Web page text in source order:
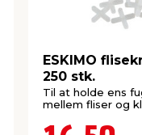
ESKIMO
250 stk.
Til at holde ens
mellem fliser og